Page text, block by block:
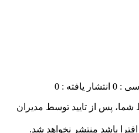
: 0 انتشار یافته : 0
پس از تایید توسط مدیران
باشد منتشر نخواهد شد.